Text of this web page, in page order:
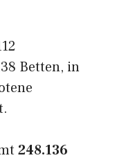
Betten, in
248.136